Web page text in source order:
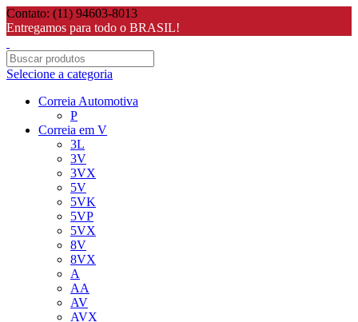
Contato: (11) 94603-8013
Entregamos para todo o BRASIL!
Selecione a categoria
Correia Automotiva
P
Correia em V
3L
3V
3VX
5V
5VK
5VP
5VX
8V
8VX
A
AA
AV
AVX